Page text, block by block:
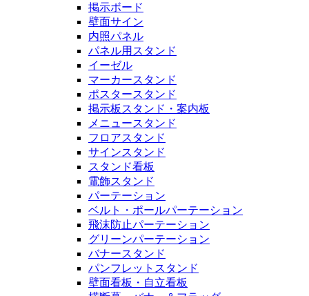
掲示ボード
壁面サイン
内照パネル
パネル用スタンド
イーゼル
マーカースタンド
ポスタースタンド
掲示板スタンド・案内板
メニュースタンド
フロアスタンド
サインスタンド
スタンド看板
電飾スタンド
パーテーション
ベルト・ポールパーテーション
飛沫防止パーテーション
グリーンパーテーション
バナースタンド
パンフレットスタンド
壁面看板・自立看板